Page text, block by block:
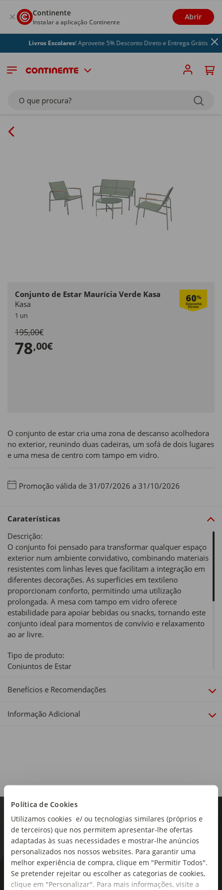
Política de Cookies
Utilizamos cookies e/ ou tecnologias similares (próprios e
de terceiros) que nos permitem apresentar-lhe ofertas
adaptadas às suas necessidades e mostrar-lhe anúncios
personalizados nos nossos websites. Para garantir uma
melhor experiência de compra, clique em "Permitir Todos".
Se pretender rejeitar ou escolher as categorias de cookies,
clique em "Personalizar". Para mais informações, visite a
Continente
Instalar a aplicação Continente
Abrir
Livros Escolares! Aproveite 5% Desconto Direto e Entrega Grátis
O que procura?
Conjunto de Estar Maurícia Verde Kasa 60%
Kasa
1 un
195,00€
78,00€
O conjunto de estar cria uma zona de descanso acolhedora
no exterior, reunindo duas cadeiras, um sofá de dois lugares
e uma mesa de centro com tampo em vidro.
Promoção válida de 31/07/2026 a 31/10/2026
Caraterísticas
Descrição:
O conjunto foi pensado para transformar qualquer espaço
exterior num ambiente convidativo, combinando materiais
resistentes com linhas leves que facilitam a integração em
diferentes decorações. As superfícies em textileno
proporcionam conforto, permitindo uma utilização
prolongada. A mesa com tampo em vidro oferece
estabilidade para apoiar bebidas ou snacks, tornando este
conjunto ideal para momentos de convívio e relaxamento
ao ar livre.
Tipo de produto:
Conjuntos de Estar
Cor:
Material:
118 x 69 x 80 cm (Sofá Duplo); 68,5 x 40 cm (Mesa)
Benefícios e Recomendações
Informação Adicional
As novidades mais frescas no